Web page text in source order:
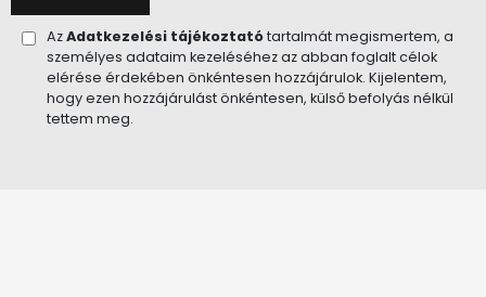
AzAdatkezelési tájékoztatótartalmát megismertem, a
személyes adataim kezeléséhez az abban foglalt célok
elérése érdekében önkéntesen hozzájárulok. Kijelentem,
hogy ezen hozzájárulást önkéntesen, külső befolyás nélkül
tettem meg.